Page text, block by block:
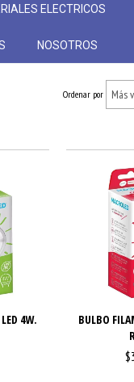
ELECTRICOS
NOSOTROS
Ordenar por
4W.
BULBO